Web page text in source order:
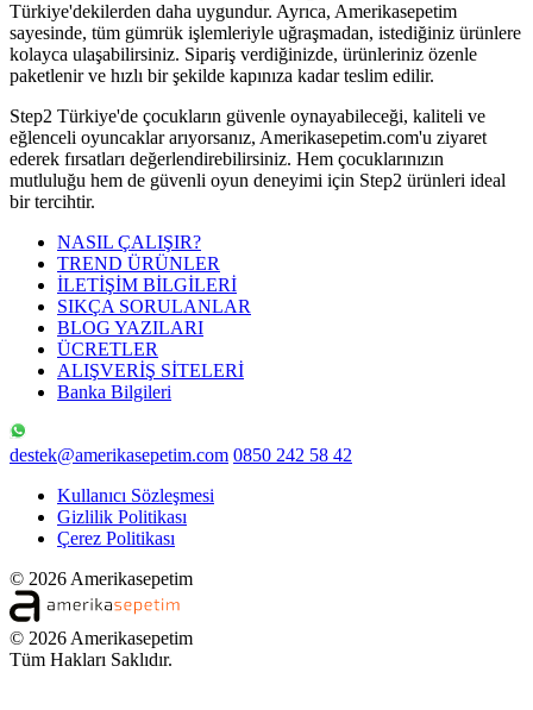
Türkiye'dekilerden daha uygundur. Ayrıca, Amerikasepetim
sayesinde, tüm gümrük işlemleriyle uğraşmadan, istediğiniz ürünlere
kolayca ulaşabilirsiniz. Sipariş verdiğinizde, ürünleriniz özenle
paketlenir ve hızlı bir şekilde kapınıza kadar teslim edilir.
Step2 Türkiye'de çocukların güvenle oynayabileceği, kaliteli ve
eğlenceli oyuncaklar arıyorsanız, Amerikasepetim.com'u ziyaret
ederek fırsatları değerlendirebilirsiniz. Hem çocuklarınızın
mutluluğu hem de güvenli oyun deneyimi için Step2 ürünleri ideal
bir tercihtir.
NASIL ÇALIŞIR?
TREND ÜRÜNLER
İLETİŞİM BİLGİLERİ
SIKÇA SORULANLAR
BLOG YAZILARI
ÜCRETLER
ALIŞVERİŞ SİTELERİ
Banka Bilgileri
destek@amerikasepetim.com 0850 242 58 42
Kullanıcı Sözleşmesi
Gizlilik Politikası
Çerez Politikası
© 2026 Amerikasepetim
© 2026 Amerikasepetim
Tüm Hakları Saklıdır.